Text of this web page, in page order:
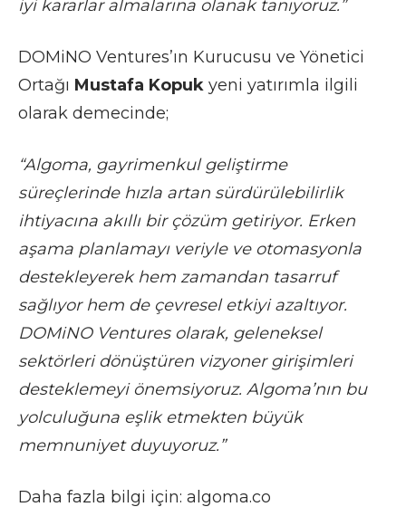
iyi kararlar almalarına olanak tanıyoruz.”
DOMiNO Ventures’ın Kurucusu ve Yönetici
Ortağı Mustafa Kopuk yeni yatırımla ilgili
olarak demecinde;
“Algoma, gayrimenkul geliştirme
süreçlerinde hızla artan sürdürülebilirlik
ihtiyacına akıllı bir çözüm getiriyor. Erken
aşama planlamayı veriyle ve otomasyonla
destekleyerek hem zamandan tasarruf
sağlıyor hem de çevresel etkiyi azaltıyor.
DOMiNO Ventures olarak, geleneksel
sektörleri dönüştüren vizyoner girişimleri
desteklemeyi önemsiyoruz. Algoma’nın bu
yolculuğuna eşlik etmekten büyük
memnuniyet duyuyoruz.”
Daha fazla bilgi için: algoma.co